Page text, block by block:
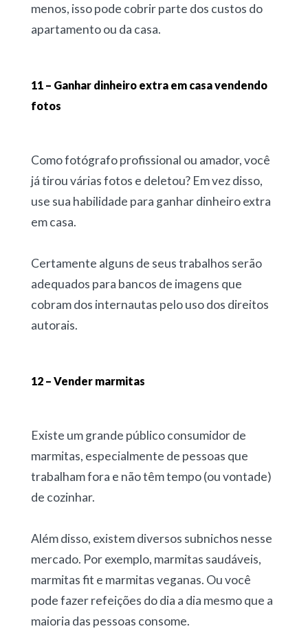
menos, isso pode cobrir parte dos custos do
apartamento ou da casa.
11 – Ganhar dinheiro extra em casa vendendo
fotos
Como fotógrafo profissional ou amador, você
já tirou várias fotos e deletou? Em vez disso,
use sua habilidade para ganhar dinheiro extra
em casa.
Certamente alguns de seus trabalhos serão
adequados para bancos de imagens que
cobram dos internautas pelo uso dos direitos
autorais.
12 – Vender marmitas
Existe um grande público consumidor de
marmitas, especialmente de pessoas que
trabalham fora e não têm tempo (ou vontade)
de cozinhar.
Além disso, existem diversos subnichos nesse
mercado. Por exemplo, marmitas saudáveis,
marmitas fit e marmitas veganas. Ou você
pode fazer refeições do dia a dia mesmo que a
maioria das pessoas consome.